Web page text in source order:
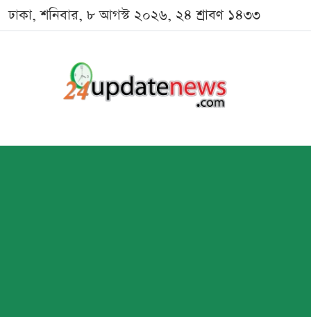
ঢাকা, শনিবার, ৮ আগস্ট ২০২৬, ২৪ শ্রাবণ ১৪৩৩